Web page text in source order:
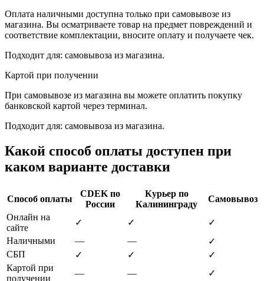
Оплата наличными доступна только при самовывозе из
магазина. Вы осматриваете товар на предмет повреждений и
соответствие комплектации, вносите оплату и получаете чек.
Подходит для: самовывоза из магазина.
Картой при получении
При самовывозе из магазина вы можете оплатить покупку
банковской картой через терминал.
Подходит для: самовывоза из магазина.
Какой способ оплаты доступен при
каком варианте доставки
Способ оплаты
CDEK по
России
Курьер по
Калининграду
Самовывоз
Онлайн на
сайте
✓ ✓
✓
Наличными
— —
✓
СБП
✓ ✓
✓
Картой при
получении
— — ✓